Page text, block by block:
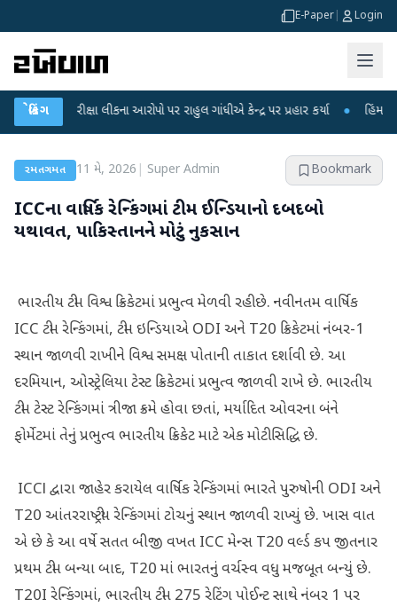
E-Paper Login
બ્રેકિંગ
પરીક્ષા લીકના આરોપો પર રાહુલ ગાંધીએ કેન્દ્ર પર પ્રહાર કર્યા ● હિંમતનગરમાં
રમતગમત 11 મે, 2026 Super Admin Bookmark
ICCના વાર્ષિક રેન્કિંગમાં ટીમ ઈન્ડિયાનો દબદબો
યથાવત, પાકિસ્તાનને મોટું નુકસાન
ભારતીય ટીમ વિશ્વ ક્રિકેટમાં પ્રભુત્વ મેળવી રહી છે. નવીનતમ વાર્ષિક
ICC ટીમ રેન્કિંગમાં, ટીમ ઇન્ડિયાએ ODI અને T20 ક્રિકેટમાં નંબર-1
સ્થાન જાળવી રાખીને વિશ્વ સમક્ષ પોતાની તાકાત દર્શાવી છે. આ
દરમિયાન, ઓસ્ટ્રેલિયા ટેસ્ટ ક્રિકેટમાં પ્રભુત્વ જાળવી રાખે છે. ભારતીય
ટીમ ટેસ્ટ રેન્કિંગમાં ત્રીજા ક્રમે હોવા છતાં, મર્યાદિત ઓવરના બંને
ફોર્મેટમાં તેનું પ્રભુત્વ ભારતીય ક્રિકેટ માટે એક મોટી સિદ્ધિ છે.
ICCl દ્વારા જાહેર કરાયેલ વાર્ષિક રેન્કિંગમાં ભારતે પુરુષોની ODI અને
T20 આંતરરાષ્ટ્રીય રેન્કિંગમાં ટોચનું સ્થાન જાળવી રાખ્યું છે. ખાસ વાત
એ છે કે આ વર્ષે સતત બીજી વખત ICC મેન્સ T20 વર્લ્ડ કપ જીતનાર
પ્રથમ ટીમ બન્યા બાદ, T20 માં ભારતનું વર્ચસ્વ વધુ મજબૂત બન્યું છે.
T20I રેન્કિંગમાં, ભારતીય ટીમ 275 રેટિંગ પોઈન્ટ સાથે નંબર 1 પર